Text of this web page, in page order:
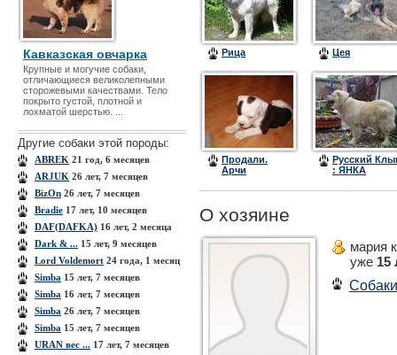
Кавказская овчарка
Крупные и могучие собаки,
отличающиеся великолепными
сторожевыми качествами. Тело
покрыто густой, плотной и
лохматой шерстью. ...
Другие собаки этой породы:
ABREK 21 год, 6 месяцев
ARJUK 26 лет, 7 месяцев
BizOn 26 лет, 7 месяцев
Bradie 17 лет, 10 месяцев
DAF(DAFKA) 16 лет, 2 месяца
Dark & ... 15 лет, 9 месяцев
Lord Voldemort 24 года, 1 месяц
Simba 15 лет, 7 месяцев
Simba 16 лет, 7 месяцев
Simba 26 лет, 7 месяцев
Simba 15 лет, 7 месяцев
URAN вес ... 17 лет, 7 месяцев
Рица Цея
Продали.
Арчи
Русский
: ЯНКА
О хозяине
мария
уже 15
Собаки